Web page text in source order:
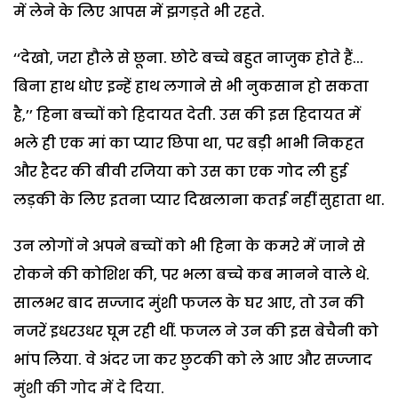
में लेने के लिए आपस में झगड़ते भी रहते.
‘‘देखो, जरा हौले से छूना. छोटे बच्चे बहुत नाजुक होते हैं...
बिना हाथ धोए इन्हें हाथ लगाने से भी नुकसान हो सकता
है,’’ हिना बच्चों को हिदायत देती. उस की इस हिदायत में
भले ही एक मां का प्यार छिपा था, पर बड़ी भाभी निकहत
और हैदर की बीवी रजिया को उस का एक गोद ली हुई
लड़की के लिए इतना प्यार दिखलाना कतई नहीं सुहाता था.
उन लोगों ने अपने बच्चों को भी हिना के कमरे में जाने से
रोकने की कोशिश की, पर भला बच्चे कब मानने वाले थे.
सालभर बाद सज्जाद मुंशी फजल के घर आए, तो उन की
नजरें इधरउधर घूम रही थीं. फजल ने उन की इस बेचैनी को
भांप लिया. वे अंदर जा कर छुटकी को ले आए और सज्जाद
मुंशी की गोद में दे दिया.